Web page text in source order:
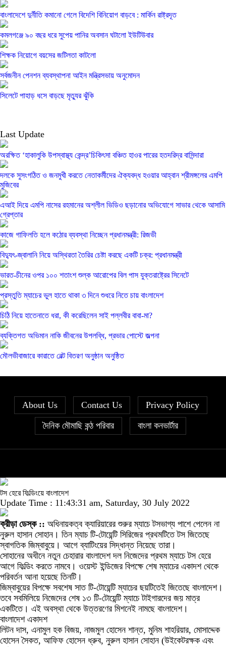
বাংলাদেশে দুর্নীতি কমানো গেলে বিদেশি বিনিয়োগ বাড়বে : মার্কিন রাষ্ট্রদূত
কমলগঞ্জে ৯০ বছর ধরে সুপেয় পানির অবসান ঘটালো ইউটিউবার
শিক্ষক নিয়োগে বয়সের জটিলতা কাটলো
সর্বজনীন পেনশন ব্যবস্থাপনা আইন মন্ত্রিসভায় অনুমোদন
সিলেটে পাহাড় ধসে বাড়ছে মৃত্যুর ঝুঁকি
Last Update
অরক্ষিত ‘হাকালুকি উপস্বাস্থ্য কেন্দ্র’চিকিৎসা বঞ্চিত হাওর পারের হতদরিদ্র বাসিন্দারা
দলকে সুসংগঠিত ও জনমুখী করতে নেতাকর্মীদের ঐক্যবদ্ধ হওয়ার আহ্বান শ্রীমঙ্গলের এমপি
মুজিবের
এআই দিয়ে এমপি নাসের রহমানের অশ্লীল ভিডিও ছড়ানোর অভিযোগে সাভার থেকে আসামি
গ্রেপ্তার
কাজে গাফিলতি হলে কঠোর ব্যবস্থা নিচ্ছেন প্রধানমন্ত্রী: রিজভী
বিদ্যুৎ-জ্বালানি নিয়ে অস্থিরতা তৈরির চেষ্টা করছে একটি চক্র: প্রধানমন্ত্রী
ভারত-চীনের ওপর ১০০ শতাংশ শুল্ক আরোপের বিল পাস যুক্তরাষ্ট্রের সিনেটে
প্রস্তুতি ম্যাচের ভুল হাতে থাকা ৩ দিনে শুধরে নিতে চায় বাংলাদেশ
চিঠি নিয়ে হাতেনাতে ধরা, কী করেছিলেন সাই পল্লবীর বাবা-মা?
ব্যক্তিগত অভিমান নাকি জীবনের উপলব্ধি, প্রভার পোস্টে জল্পনা
মৌলভীবাজারে কারাতে বেল্ট বিতরণ অনুষ্ঠান অনুষ্ঠিত
About Us Contact Us Privacy Policy
দৈনিক মৌমাছি কন্ঠ পরিবার বাংলা কনভার্টার
টস হেরে ফিল্ডিংয়ে বাংলাদেশ
Update Time : 11:43:31 am, Saturday, 30 July 2022
ক্রীড়া ডেস্ক :: অধিনায়কত্ব ক্যারিয়ারের শুরুর ম্যাচে টসভাগ্য পাশে পেলেন না
নুরুল হাসান সোহান। তিন ম্যাচ টি-টোয়েন্টি সিরিজের প্রথমটিতে টস জিতেছে
স্বাগতিক জিম্বাবুয়ে। আগে ব্যাটিংয়ের সিদ্ধান্ত নিয়েছে তারা।
সোহানের অধীনে নতুন চেহারার বাংলাদেশ দল নিজেদের প্রথম ম্যাচে টস হেরে
আগে ফিল্ডিং করতে নামবে। ওয়েস্ট ইন্ডিজের বিপক্ষে শেষ ম্যাচের একাদশ থেকে
পরিবর্তন আনা হয়েছে তিনটি।
জিম্বাবুয়ের বিপক্ষে সবশেষ সাত টি-টোয়েন্টি ম্যাচের ছয়টিতেই জিতেছে বাংলাদেশ।
তবে সবমিলিয়ে নিজেদের শেষ ১৩ টি-টোয়েন্টি ম্যাচে টাইগারদের জয় মাত্র
একটিতে। এই অবস্থা থেকে উত্তরণের মিশনেই নামছে বাংলাদেশ।
বাংলাদেশ একাদশ
লিটন দাস, এনামুল হক বিজয়, নাজমুল হোসেন শান্ত, মুনিম শাহরিয়ার, মোসাদ্দেক
হোসেন সৈকত, আফিফ হোসেন ধ্রুব, নুরুল হাসান সোহান (উইকেটরক্ষক এবং